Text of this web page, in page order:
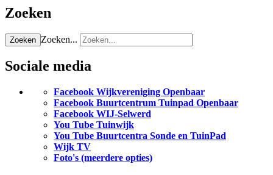
Zoeken
Zoeken Zoeken...
Sociale media
Facebook Wijkvereniging Openbaar
Facebook Buurtcentrum Tuinpad Openbaar
Facebook WIJ-Selwerd
You Tube Tuinwijk
You Tube Buurtcentra Sonde en TuinPad
Wijk TV
Foto's (meerdere opties)